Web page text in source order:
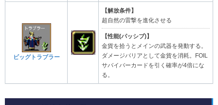
ビッグトラブラー
【解放条件】
超自然の雷撃を進化させる
【性能(パッシブ)】
金貨を拾うとメインの武器を発動する。
ダメージバリアとして金貨を消耗。FOIL
サバイバーカードを引く確率が4倍にな
る。